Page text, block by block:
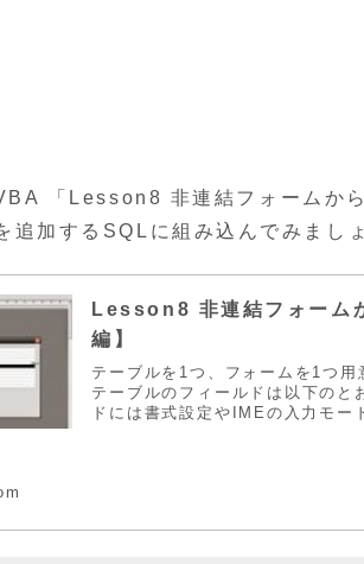
「Lesson8 非連結フォームか
追加するSQLに組み込んでみまし
Lesson8 非連結フォーム
編】
テーブルを1つ、フォームを1つ用
テーブルのフィールドは以下のと
ドには書式設定やIMEの入力モー